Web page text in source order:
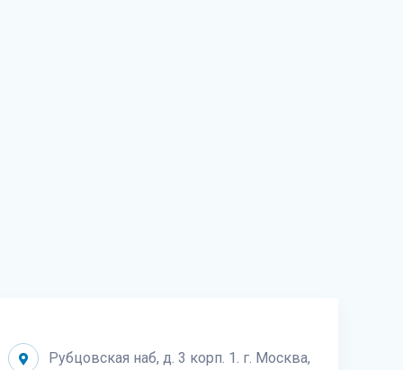
Рубцовская наб, д. 3 корп. 1. г. Москва,